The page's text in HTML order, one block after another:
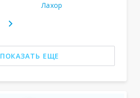
Лахор
ПОКАЗАТЬ ЕЩЕ